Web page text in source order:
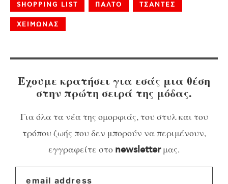
SHOPPING LIST ΠΑΛΤΟ ΤΣΑΝΤΕΣ
ΧΕΙΜΩΝΑΣ
Έχουμε κρατήσει για εσάς μια θέση
στην πρώτη σειρά της μόδας.
Για όλα τα νέα της ομορφιάς, του στυλ και του
τρόπου ζωής που δεν μπορούν να περιμένουν,
εγγραφείτε στο newsletterμας.